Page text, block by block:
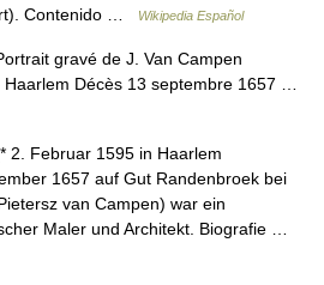
Contenido …
Wikipedia Español
gravé de J. Van Campen
Haarlem Décès 13 septembre 1657 …
2. Februar 1595 in Haarlem
1657 auf Gut Randenbroek bei
van Campen) war ein
Maler und Architekt. Biografie …